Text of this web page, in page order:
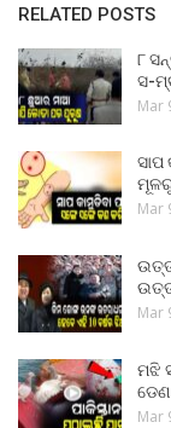
RELATED POSTS
୮
ସ-
Mar
Mar
Mar
ମଝି
Mar